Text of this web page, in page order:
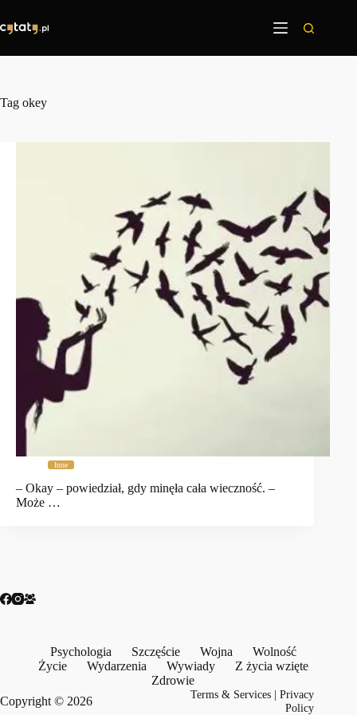
treści
Tag okey
Inne
– Okay – powiedział, gdy minęła cała wieczność. –
Może …
Psychologia Szczęście Wojna
Wolność
Życie
Wydarzenia Wywiady
Z życia wzięte
Zdrowie
Copyright © 2026
Terms & Services |Privacy
Policy